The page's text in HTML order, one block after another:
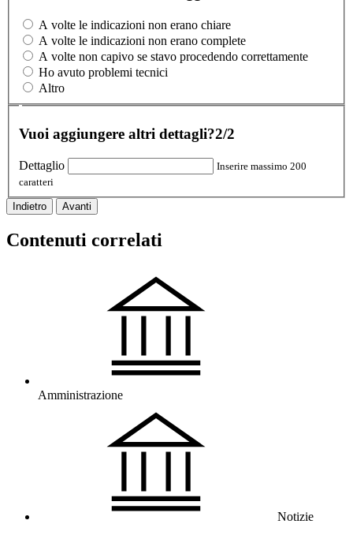
A volte le indicazioni non erano chiare
A volte le indicazioni non erano complete
A volte non capivo se stavo procedendo correttamente
Ho avuto problemi tecnici
Altro
Vuoi aggiungere altri dettagli?2/2
Dettaglio
Inserire massimo 200
caratteri
Indietro Avanti
Contenuti correlati
Amministrazione
Notizie